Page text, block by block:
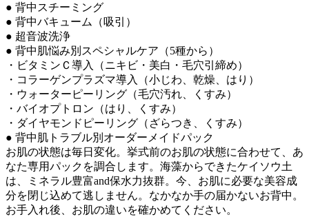
● 背中スチーミング
● 背中バキューム（吸引）
● 超音波洗浄
● 背中肌悩み別スペシャルケア（5種から）
・ビタミンＣ導入（ニキビ・美白・毛穴引締め）
・コラーゲンプラズマ導入（小じわ、乾燥、はり）
・ウォーターピーリング（毛穴汚れ、くすみ）
・バイオプトロン（はり、くすみ）
・ダイヤモンドピーリング（ざらつき、くすみ）
● 背中肌トラブル別オーダーメイドパック
お肌の状態は毎日変化。挙式前のお肌の状態に合わせて、あ
なた専用パックを調合します。海藻からできたケイソウ土
は、ミネラル豊富and保水力抜群。今、お肌に必要な美容成
分を閉じ込めて逃しません。なかなか手の届かないお背中。
お手入れ後、お肌の違いを確かめてください。